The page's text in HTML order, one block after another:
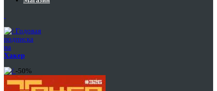
Годовая
подписка
на
Хакер
-50%